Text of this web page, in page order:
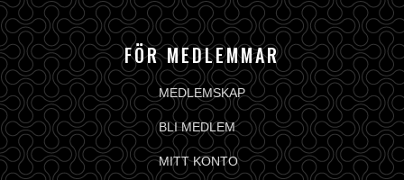
FÖR MEDLEMMAR
MEDLEMSKAP
BLI MEDLEM
MITT KONTO